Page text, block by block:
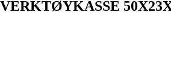
VERKTØYKASSE